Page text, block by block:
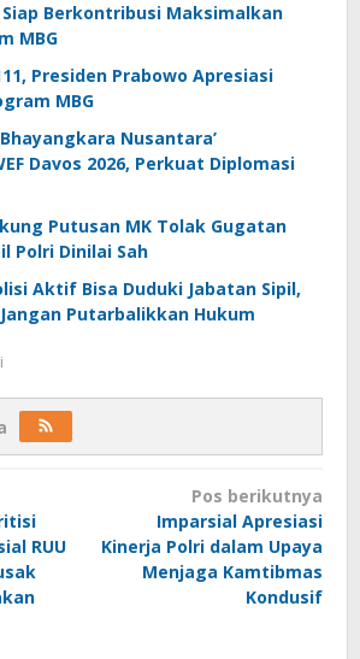
Berkontribusi Maksimalkan
MBG
Presiden Prabowo Apresiasi
MBG
Bhayangkara Nusantara’
Davos 2026, Perkuat Diplomasi
Putusan MK Tolak Gugatan
Polri Dinilai Sah
Aktif Bisa Duduki Jabatan Sipil,
Putarbalikkan Hukum
RUU
Pos berikutnya
Imparsial Apresiasi
Kinerja Polri dalam Upaya
Menjaga Kamtibmas
Kondusif